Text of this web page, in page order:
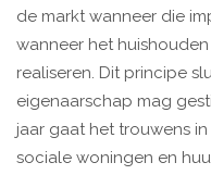
de markt wanneer die
wanneer het
realiseren. Dit principe
eigenaarschap mag
jaar gaat het trouwens
sociale woningen en